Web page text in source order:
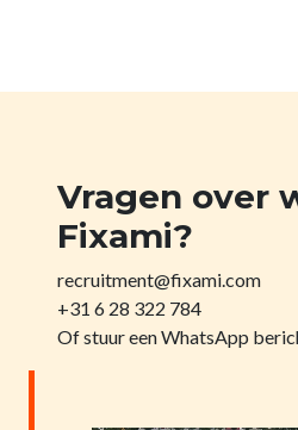
Vragen over
Fixami?
recruitment@fixami.com
+31 6 28 322 784
Of stuur een WhatsApp